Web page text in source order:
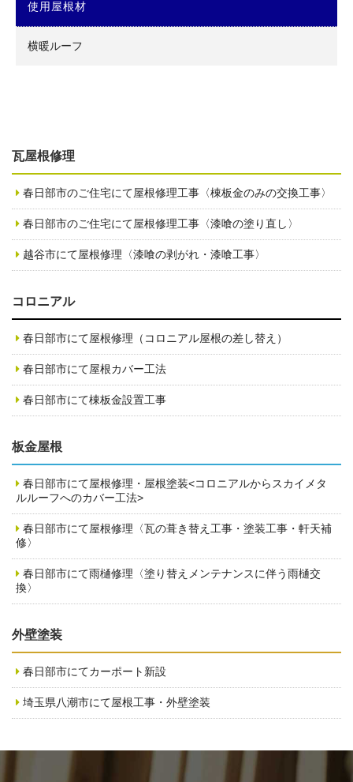
使用屋根材
横暖ルーフ
瓦屋根修理
春日部市のご住宅にて屋根修理工事〈棟板金のみの交換工事〉
春日部市のご住宅にて屋根修理工事〈漆喰の塗り直し〉
越谷市にて屋根修理〈漆喰の剥がれ・漆喰工事〉
コロニアル
春日部市にて屋根修理（コロニアル屋根の差し替え）
春日部市にて屋根カバー工法
春日部市にて棟板金設置工事
板金屋根
春日部市にて屋根修理・屋根塗装<コロニアルからスカイメタ
ルルーフへのカバー工法>
春日部市にて屋根修理〈瓦の葺き替え工事・塗装工事・軒天補
修〉
春日部市にて雨樋修理〈塗り替えメンテナンスに伴う雨樋交
換〉
外壁塗装
春日部市にてカーポート新設
埼玉県八潮市にて屋根工事・外壁塗装